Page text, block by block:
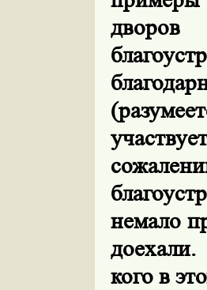
дворов
немало
кого в